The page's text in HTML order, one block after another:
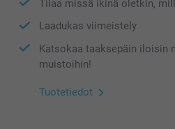
Tilaa missä ikinä oletkin,
Laadukas viimeistely
Katsokaa taaksepäin iloisin
muistoihin!
Tuotetiedot